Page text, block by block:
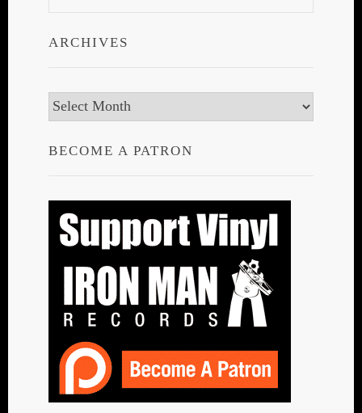
ARCHIVES
Archives
BECOME A PATRON